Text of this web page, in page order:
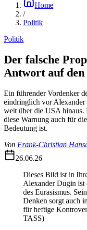
Home
/
Politik
Politik
Der falsche
Antwort auf den
Ein führender Vordenker
eindringlich vor Alexander
weit über die USA hinaus.
diese Warnung auch für
Bedeutung ist.
Von Frank-Christian
26.06.26
Dieses Bild ist in
Alexander Dugin ist
des Eurasismus.
Denken sorgt auch
für heftige
TASS)